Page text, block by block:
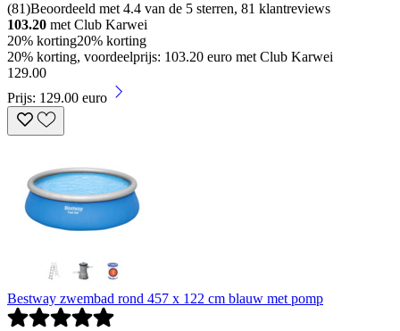
(81)Beoordeeld met 4.4 van de 5 sterren, 81 klantreviews
103.20 met Club Karwei
20% korting20% korting
20% korting, voordeelprijs: 103.20 euro met Club Karwei
129.00
Prijs: 129.00 euro
Bestway zwembad rond 457 x 122 cm blauw met pomp